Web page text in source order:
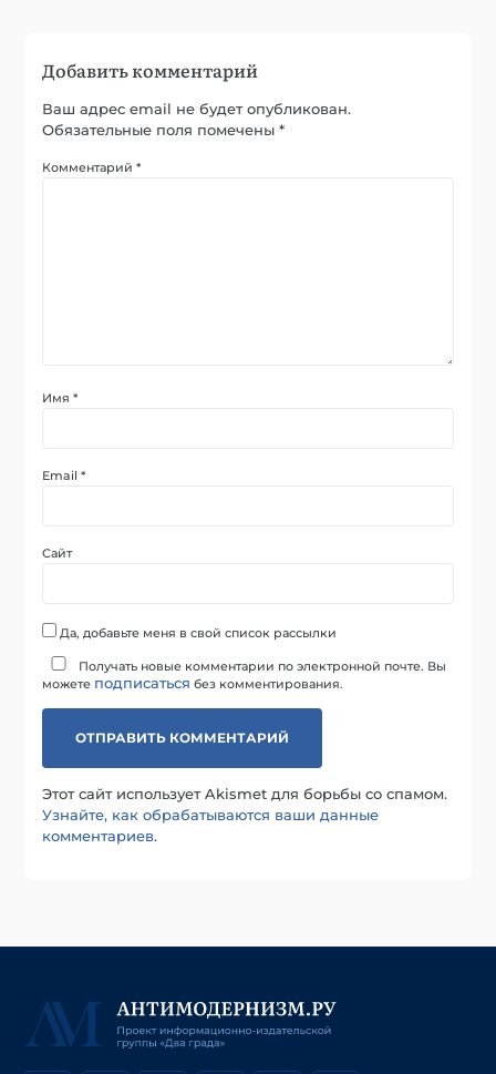
Добавить комментарий
Ваш адрес email не будет опубликован.
Обязательные поля помечены*
Комментарий*
Имя*
Email*
Сайт
Да, добавьте меня в свой список рассылки
Получать новые комментарии по электронной почте. Вы
можете подписаться без комментирования.
Этот сайт использует Akismet для борьбы со спамом.
Узнайте, как обрабатываются ваши данные
комментариев.